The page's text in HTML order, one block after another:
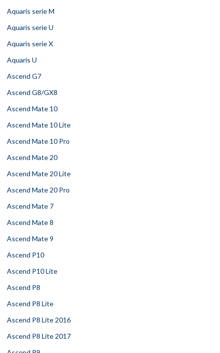
Aquaris serie M
Aquaris serie U
Aquaris serie X
Aquaris U
Ascend G7
Ascend G8/GX8
Ascend Mate 10
Ascend Mate 10 Lite
Ascend Mate 10 Pro
Ascend Mate 20
Ascend Mate 20 Lite
Ascend Mate 20 Pro
Ascend Mate 7
Ascend Mate 8
Ascend Mate 9
Ascend P10
Ascend P10 Lite
Ascend P8
Ascend P8 Lite
Ascend P8 Lite 2016
Ascend P8 Lite 2017